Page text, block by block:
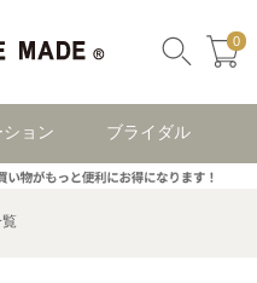
0
ョン ブライダル
覧